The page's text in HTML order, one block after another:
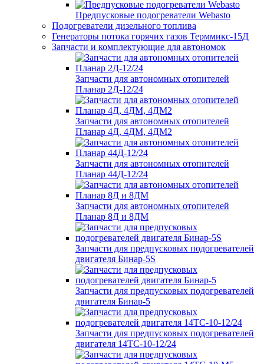
Предпусковые подогреватели Webasto
Подогреватели дизельного топлива
Генераторы потока горячих газов Терммикс-15Д
Запчасти и комплектующие для автономок
Запчасти для автономных отопителей
Планар 2Д-12/24
Запчасти для автономных отопителей
Планар 4Д, 4ДМ, 4ДМ2
Запчасти для автономных отопителей
Планар 44Д-12/24
Запчасти для автономных отопителей
Планар 8Д и 8ДМ
Запчасти для предпусковых подогревателей
двигателя Бинар-5S
Запчасти для предпусковых подогревателей
двигателя Бинар-5
Запчасти для предпусковых подогревателей
двигателя 14ТС-10-12/24